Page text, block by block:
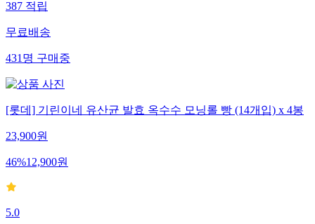
387적립
무료배송
431명구매중
[롯데] 기린이네 유산균 발효 옥수수 모닝롤 빵 (14개입) x 4봉
23,900원
46%12,900원
5.0